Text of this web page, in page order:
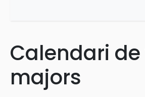
Calendari
majors